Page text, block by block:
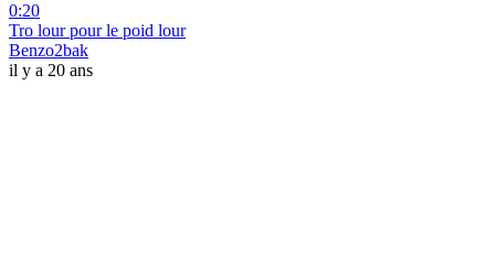
0:20
Tro lour pour le poid lour
Benzo2bak
il y a 20 ans